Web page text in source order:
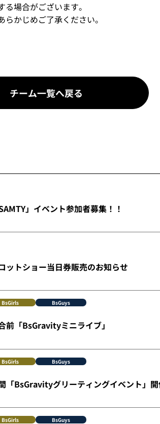
場合がございます。
かじめご了承ください。
チーム一覧へ戻る
」イベント参加者募集！！
ットショー当日券販売のお知らせ
BsGirls BsGuys
前「BsGravityミニライブ」
BsGirls BsGuys
「BsGravityグリーティングイベント」
BsGirls BsGuys